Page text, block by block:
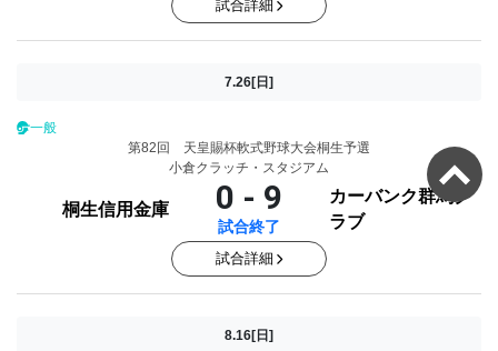
試合詳細
7.26[日]
一般
第82回 天皇賜杯軟式野球大会桐生予選
小倉クラッチ・スタジアム
桐生信用金庫 0 - 9
試合終了
カーバンク群馬ク
ラブ
試合詳細
8.16[日]